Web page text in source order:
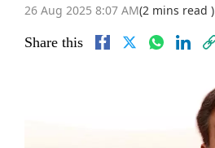
26 Aug 2025 8:07 AM(2 mins read )
Share this